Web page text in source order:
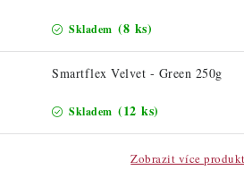
Nepřevzetí zásilky na dobírku
Hodnocení obchodu
Blog
Moje
Podmínky ochrany osobních údajů
Skladem (8 ks)
Smartflex Velvet - Green 250g
Skladem (12 ks)
Zobrazit více